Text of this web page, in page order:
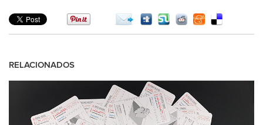
RELACIONADOS